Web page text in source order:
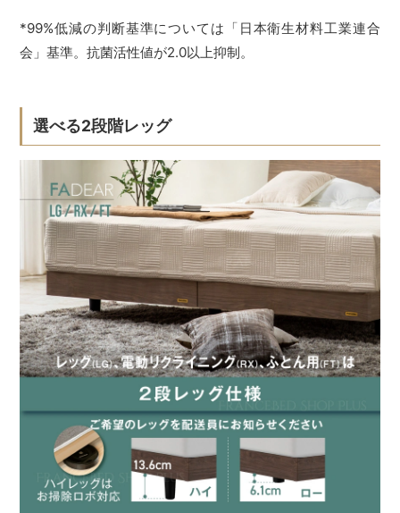
*99%低減の判断基準については「日本衛生材料工業連合
会」基準。抗菌活性値が2.0以上抑制。
選べる2段階レッグ